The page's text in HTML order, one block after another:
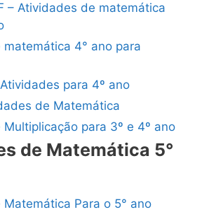
– Atividades de matemática
4° ano para
para 4º ano
de Matemática
para 3º e 4º ano
de Matemática 5°
Para o 5° ano